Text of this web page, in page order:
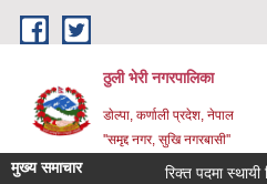
Skip to main content
ठुली भेरी नगरपालिका
डाेल्पा, कर्णाली प्रदेश, नेपाल
''समृद्द नगर, सुखि नगरबासी''
मुख्य समाचार रिक्त पदमा स्थायी